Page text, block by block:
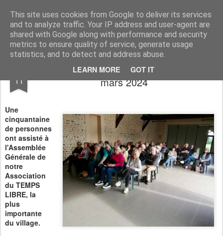
This site uses cookies from Google to deliver its services
and to analyze traffic. Your IP address and user-agent are
shared with Google along with performance and security
metrics to ensure quality of service, generate usage
statistics, and to detect and address abuse.
LEARN MORE GOT IT
Association du Temps Libre de Siros Association sportive et socio-culturelle
Pages
11
Notre Assemblée Générale du jeudi 7
mars 2024
Une
cinquantaine
de personnes
ont assisté à
l'Assemblée
Générale de
notre
Association
du TEMPS
LIBRE, la
plus
importante
du village.